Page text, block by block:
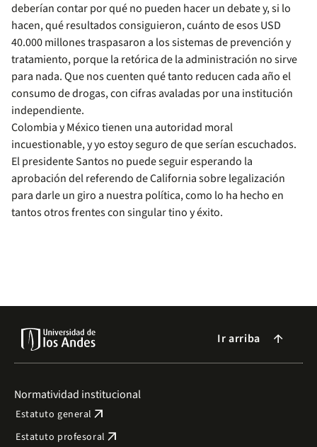
deberían contar por qué no pueden hacer un debate y, si lo
hacen, qué resultados consiguieron, cuánto de esos USD
40.000 millones traspasaron a los sistemas de prevención y
tratamiento, porque la retórica de la administración no sirve
para nada. Que nos cuenten qué tanto reducen cada año el
consumo de drogas, con cifras avaladas por una institución
independiente.
Colombia y México tienen una autoridad moral
incuestionable, y yo estoy seguro de que serían escuchados.
El presidente Santos no puede seguir esperando la
aprobación del referendo de California sobre legalización
para darle un giro a nuestra política, como lo ha hecho en
tantos otros frentes con singular tino y éxito.
Ir arriba arrow_forward
Normatividad institucional
Estatuto general arrow_outward
Estatuto profesoral arrow_outward